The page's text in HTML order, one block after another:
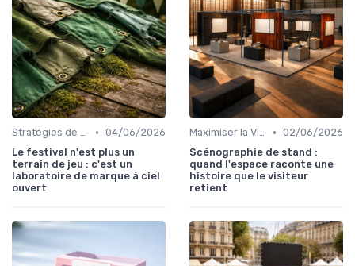
Stratégies de Marketing et Promotion B2C • 04/06/2026
Le festival n'est plus un
terrain de jeu : c'est un
laboratoire de marque à ciel
ouvert
Maximiser la Visibilité de Votre Stand • 02/06/2026
Scénographie de stand :
quand l'espace raconte une
histoire que le visiteur
retient